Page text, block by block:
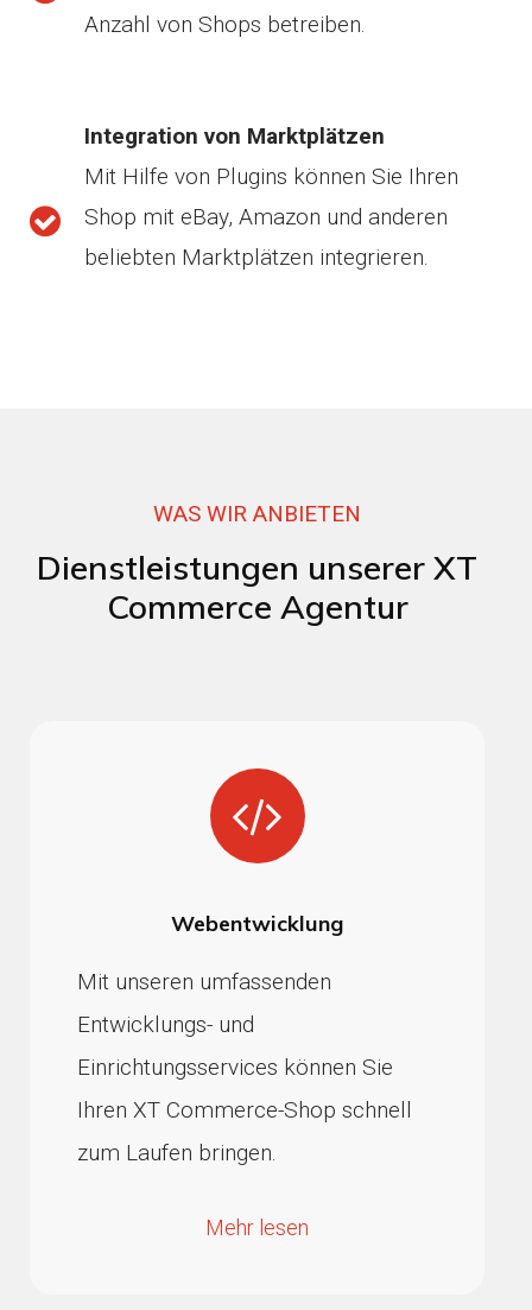
Anzahl von Shops betreiben.
Integration von Marktplätzen
Mit Hilfe von Plugins können Sie Ihren
Shop mit eBay, Amazon und anderen
beliebten Marktplätzen integrieren.
WAS WIR ANBIETEN
Dienstleistungen unserer XT
Commerce Agentur
Webentwicklung
Mit unseren umfassenden
Entwicklungs- und
Einrichtungsservices können Sie
Ihren XT Commerce-Shop schnell
zum Laufen bringen.
Mehr lesen